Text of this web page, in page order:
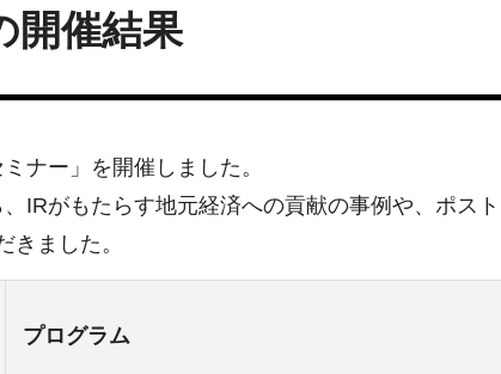
開催結果
ナー」を開催しました。
IRがもたらす地元経済への貢献の事例や、ポス
ました。
プログラム